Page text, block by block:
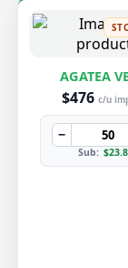
AGATEA
$476 c/u
−
Sub: